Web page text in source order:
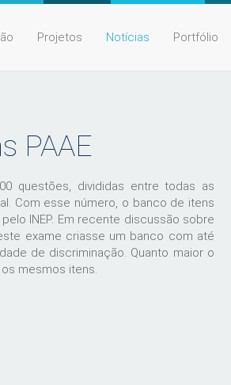
Projetos Notícias Portfólio
PAAE
questões, divididas entre todas as
Com esse número, o banco de itens
INEP. Em recente discussão sobre
exame criasse um banco com até
de discriminação. Quanto maior o
mesmos itens.